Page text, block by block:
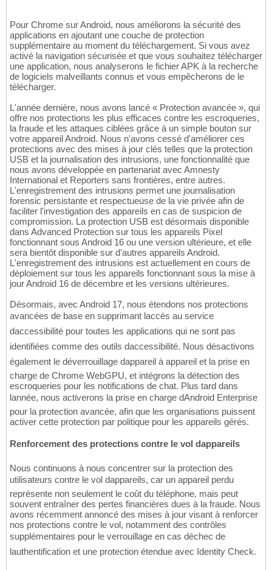
Pour Chrome sur Android, nous améliorons la sécurité des
applications en ajoutant une couche de protection
supplémentaire au moment du téléchargement. Si vous avez
activé la navigation sécurisée et que vous souhaitez télécharger
une application, nous analyserons le fichier APK à la recherche
de logiciels malveillants connus et vous empêcherons de le
télécharger.
L'année dernière, nous avons lancé « Protection avancée », qui
offre nos protections les plus efficaces contre les escroqueries,
la fraude et les attaques ciblées grâce à un simple bouton sur
votre appareil Android. Nous n'avons cessé d'améliorer ces
protections avec des mises à jour clés telles que la protection
USB et la journalisation des intrusions, une fonctionnalité que
nous avons développée en partenariat avec Amnesty
International et Reporters sans frontières, entre autres.
L'enregistrement des intrusions permet une journalisation
forensic persistante et respectueuse de la vie privée afin de
faciliter l'investigation des appareils en cas de suspicion de
compromission. La protection USB est désormais disponible
dans Advanced Protection sur tous les appareils Pixel
fonctionnant sous Android 16 ou une version ultérieure, et elle
sera bientôt disponible sur d'autres appareils Android.
L'enregistrement des intrusions est actuellement en cours de
déploiement sur tous les appareils fonctionnant sous la mise à
jour Android 16 de décembre et les versions ultérieures.
Désormais, avec Android 17, nous étendons nos protections
avancées de base en supprimant laccès au service
daccessibilité pour toutes les applications qui ne sont pas
identifiées comme des outils daccessibilité. Nous désactivons
également le déverrouillage dappareil à appareil et la prise en
charge de Chrome WebGPU, et intégrons la détection des
escroqueries pour les notifications de chat. Plus tard dans
lannée, nous activerons la prise en charge dAndroid Enterprise
pour la protection avancée, afin que les organisations puissent
activer cette protection par politique pour les appareils gérés.
Renforcement des protections contre le vol dappareils
Nous continuons à nous concentrer sur la protection des
utilisateurs contre le vol dappareils, car un appareil perdu
représente non seulement le coût du téléphone, mais peut
souvent entraîner des pertes financières dues à la fraude. Nous
avons récemment annoncé des mises à jour visant à renforcer
nos protections contre le vol, notamment des contrôles
supplémentaires pour le verrouillage en cas déchec de
lauthentification et une protection étendue avec Identity Check.